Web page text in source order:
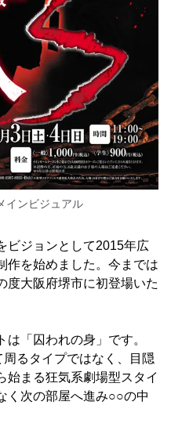
インビジュアル
ビジョンとして2015年広
作を始めました。今までは
度大阪府堺市に初登場いた
「囚われの身」です。
るタイプではなく、目隠
始まる狂気系劇場型スタイ
く次の部屋へ進み○○の中